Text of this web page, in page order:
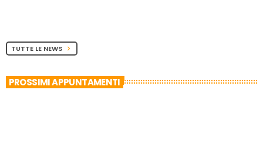
TUTTE LE NEWS chevron_right
PROSSIMI APPUNTAMENTI